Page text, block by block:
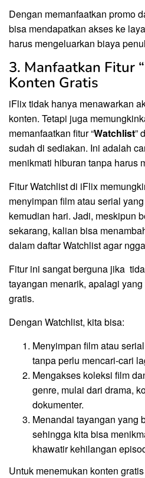
Dengan memanfaatkan promo
bisa mendapatkan akses ke
harus mengeluarkan biaya
3. Manfaatkan Fitur
Konten Gratis
iFlix tidak hanya menawarkan
konten. Tetapi juga
memanfaatkan fitur “Watchlist”
sudah di sediakan. Ini adalah
menikmati hiburan tanpa harus
Fitur Watchlist di iFlix
menyimpan film atau serial
kemudian hari. Jadi, meskipun
sekarang, kalian bisa
dalam daftar Watchlist agar
Fitur ini sangat berguna jika
tayangan menarik, apalagi
gratis.
Dengan Watchlist, kita bisa:
Menyimpan film atau
tanpa perlu mencari-cari
Mengakses koleksi film
genre, mulai dari drama,
dokumenter.
Menandai tayangan yang
sehingga kita bisa
khawatir kehilangan
Untuk menemukan konten